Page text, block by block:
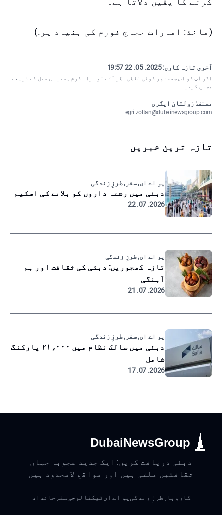
(ماخذ: امارات حجاج فورم کی بنیاد پر.)
آخری تازہ کاری:2025. 05. 22 19:57
اگر آپ کو اس صفحے پر کوئی غلطی نظر آئے تو براہ کرم ہمیں ای میل کے ذریعے
مطلع کریں ۔
مصنف: زولتان ایگری
egri.zoltan@dubainewsgroup.com
تازہ ترین خبریں
یو اے ای, سفر, طرزِ زندگی
دبئی میں رشتہ داروں کو بلانے کی اسکیم
2026. 07. 22
یو اے ای, طرزِ زندگی
تازہ کھجوریں: دبئی کی ثقافت اور ہم
آہنگی
2026. 07. 21
یو اے ای, سفر, طرزِ زندگی
دبئی میں سالک نظام میں ۲۱،۰۰۰ پارکنگ
شامل
2026. 07. 17
DubaiNewsGroup
دبئی دریافت کریں: ایک جدید عجوبہ جہاں
ثقافتیں ملتی ہیں اور مواقع لامحدود ہیں
کاروبار طرزِ زندگی یو اے ایٹیکنالوجیسفر جائداد